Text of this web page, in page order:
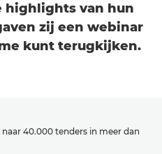
highlights van hun
zij een webinar
kunt terugkijken.
40.000 tenders in meer dan